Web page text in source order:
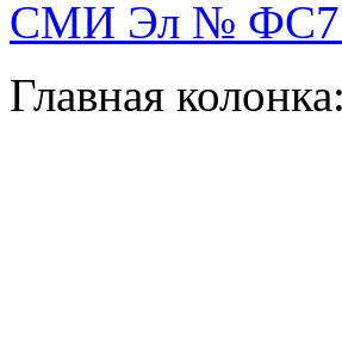
СМИ Эл № ФС77-
Главная